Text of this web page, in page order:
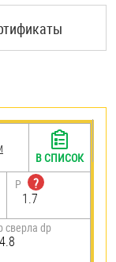
P
?
1.7
сверла dp
4.8
В СПИСОК